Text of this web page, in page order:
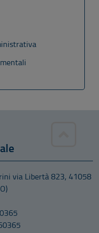
via Libertà 823, 41058